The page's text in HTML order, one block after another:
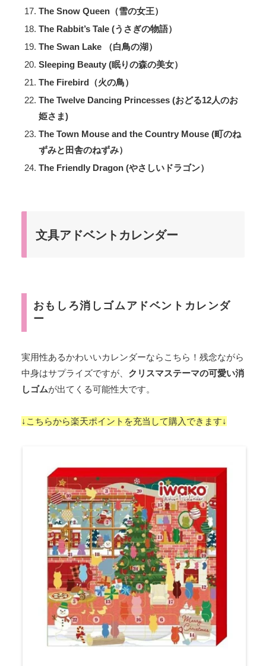
The Snow Queen（雪の女王）
The Rabbit’s Tale (うさぎの物語）
The Swan Lake （白鳥の湖）
Sleeping Beauty (眠りの森の美女）
The Firebird（火の鳥）
The Twelve Dancing Princesses (おどる12人のお
姫さま)
The Town Mouse and the Country Mouse (町のね
ずみと田舎のねずみ）
The Friendly Dragon (やさしいドラゴン）
文具アドベントカレンダー
おもしろ消しゴムアドベントカレンダ
ー
実用性あるかわいいカレンダーならこちら！残念ながら
中身はサプライズですが、 クリスマステーマの可愛い消
しゴムが出てくる可能性大です。
↓こちらから楽天ポイントを充当して購入できます↓